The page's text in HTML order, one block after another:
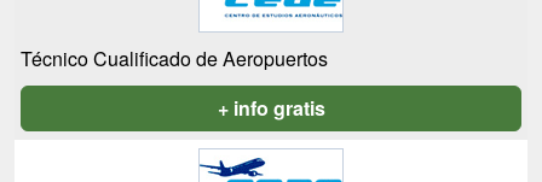
Técnico Cualificado de Aeropuertos
+ info gratis